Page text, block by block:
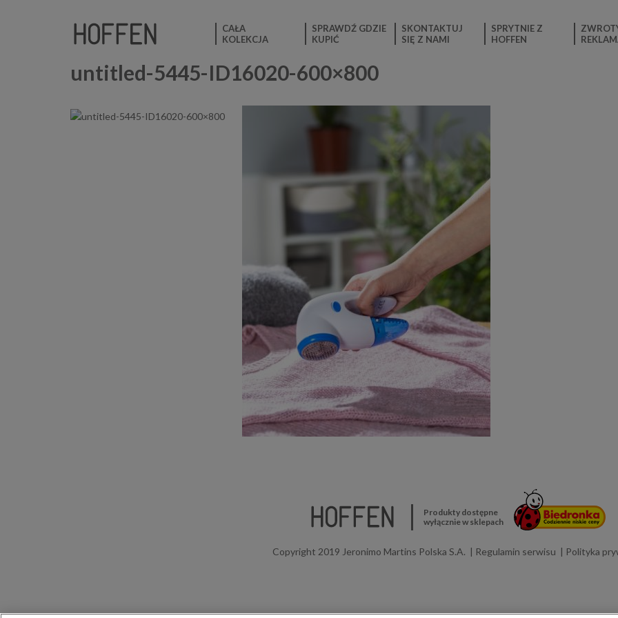
CAŁA
KOLEKCJA
SPRAWDŹ GDZIE
KUPIĆ
SKONTAKTUJ
SIĘ Z NAMI
SPRYTNIE Z
HOFFEN
untitled-5445-ID16020-600×800
Produkty dostępne
wyłącznie w sklepach
Copyright 2019 Jeronimo Martins Polska S.A. Regulamin serwisu Polityka